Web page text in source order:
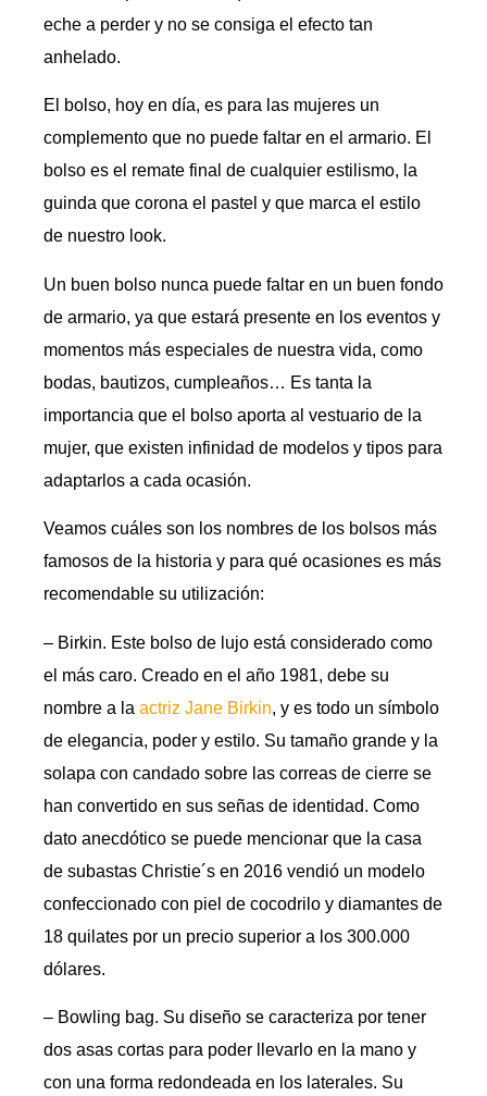
eche a perder y no se consiga el efecto tan
anhelado.
El bolso, hoy en día, es para las mujeres un
complemento que no puede faltar en el armario. El
bolso es el remate final de cualquier estilismo, la
guinda que corona el pastel y que marca el estilo
de nuestro look.
Un buen bolso nunca puede faltar en un buen fondo
de armario, ya que estará presente en los eventos y
momentos más especiales de nuestra vida, como
bodas, bautizos, cumpleaños… Es tanta la
importancia que el bolso aporta al vestuario de la
mujer, que existen infinidad de modelos y tipos para
adaptarlos a cada ocasión.
Veamos cuáles son los nombres de los bolsos más
famosos de la historia y para qué ocasiones es más
recomendable su utilización:
– Birkin. Este bolso de lujo está considerado como
el más caro. Creado en el año 1981, debe su
nombre a la actriz Jane Birkin, y es todo un símbolo
de elegancia, poder y estilo. Su tamaño grande y la
solapa con candado sobre las correas de cierre se
han convertido en sus señas de identidad. Como
dato anecdótico se puede mencionar que la casa
de subastas Christie´s en 2016 vendió un modelo
confeccionado con piel de cocodrilo y diamantes de
18 quilates por un precio superior a los 300.000
dólares.
– Bowling bag. Su diseño se caracteriza por tener
dos asas cortas para poder llevarlo en la mano y
con una forma redondeada en los laterales. Su